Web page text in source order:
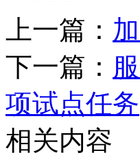
上一篇：
下一篇：
项试点任务
相关内容